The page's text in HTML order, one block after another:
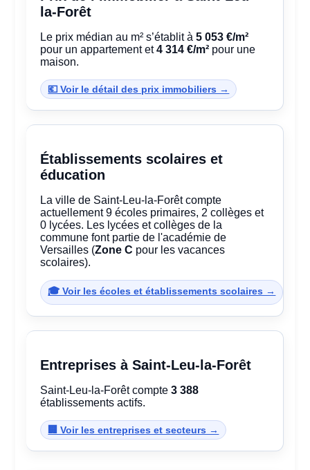
la-Forêt
Le prix médian au m² s’établit à5 053 €/m²
pour un appartement et4 314 €/m² pour une
maison.
💶 Voir le détail des prix immobiliers →
Établissements scolaires et
éducation
La ville de Saint-Leu-la-Forêt compte
actuellement 9 écoles primaires, 2 collèges et
0 lycées. Les lycées et collèges de la
commune font partie de l'académie de
Versailles (Zone C pour les vacances
scolaires).
🎓 Voir les écoles et établissements scolaires →
Entreprises à Saint-Leu-la-Forêt
Saint-Leu-la-Forêt compte3 388
établissements actifs.
🏢 Voir les entreprises et secteurs →